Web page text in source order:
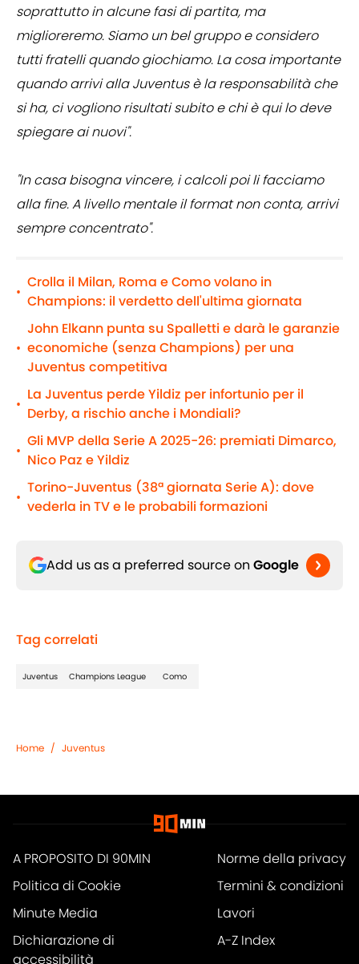
soprattutto in alcune fasi di partita, ma
miglioreremo. Siamo un bel gruppo e considero
tutti fratelli quando giochiamo. La cosa importante
quando arrivi alla Juventus è la responsabilità che
si ha, ci vogliono risultati subito e chi è qui lo deve
spiegare ai nuovi".
"In casa bisogna vincere, i calcoli poi li facciamo
alla fine. A livello mentale il format non conta, arrivi
sempre concentrato".
•
Crolla il Milan, Roma e Como volano in
Champions: il verdetto dell'ultima giornata
•
John Elkann punta su Spalletti e darà le garanzie
economiche (senza Champions) per una
Juventus competitiva
•
La Juventus perde Yildiz per infortunio per il
Derby, a rischio anche i Mondiali?
•
Gli MVP della Serie A 2025-26: premiati Dimarco,
Nico Paz e Yildiz
•
Torino-Juventus (38ª giornata Serie A): dove
vederla in TV e le probabili formazioni
Add us as a preferred source on Google
Tag correlati
Juventus Champions League Como
Home / Juventus
A PROPOSITO DI 90MIN
Norme della privacy
Politica di Cookie
Termini & condizioni
Minute Media
Lavori
Dichiarazione di
accessibilità
A-Z Index